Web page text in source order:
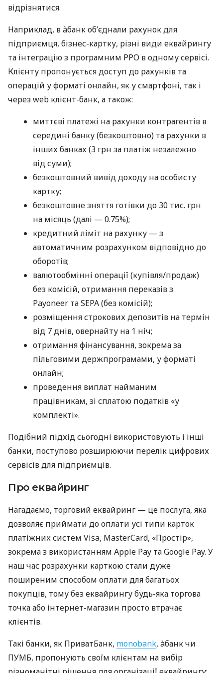
відрізнятися.
Наприклад, в àбанк об’єднали рахунок для
підприємця, бізнес-картку, різні види еквайрингу
та інтеграцію з програмним РРО в одному сервісі.
Клієнту пропонується доступ до рахунків та
операцій у форматі онлайн, як у смартфоні, так і
через web клієнт-банк, а також:
миттєві платежі на рахунки контрагентів в
середині банку (безкоштовно) та рахунки в
інших банках (3 грн за платіж незалежно
від суми);
безкоштовний вивід доходу на особисту
картку;
безкоштовне зняття готівки до 30 тис. грн
на місяць (далі — 0.75%);
кредитний ліміт на рахунку — з
автоматичним розрахунком відповідно до
оборотів;
валютообмінні операції (купівля/продаж)
без комісій, отримання переказів з
Payoneer та SEPA (без комісій);
розміщення строкових депозитів на термін
від 7 днів, овернайту на 1 ніч;
отримання фінансування, зокрема за
пільговими держпрограмами, у форматі
онлайн;
проведення виплат найманим
працівникам, зі сплатою податків «у
комплекті».
Подібний підхід сьогодні використовують і інші
банки, поступово розширюючи перелік цифрових
сервісів для підприємців.
Про еквайринг
Нагадаємо, торговий еквайринг — це послуга, яка
дозволяє приймати до оплати усі типи карток
платіжних систем Visa, MasterCard, «Простір»,
зокрема з використанням Apple Pay та Google Pay. У
наш час розрахунки карткою стали дуже
поширеним способом оплати для багатьох
покупців, тому без еквайрингу будь-яка торгова
точка або інтернет-магазин просто втрачає
клієнтів.
Такі банки, як ПриватБанк, monobank, àбанк чи
ПУМБ, пропонують своїм клієнтам на вибір